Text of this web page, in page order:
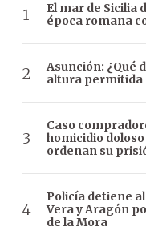
El mar de Sicilia
época romana
Asunción: ¿Qué
altura permitida
Caso
homicidio
ordenan su
Policía detiene
Vera y Aragón
de la Mora